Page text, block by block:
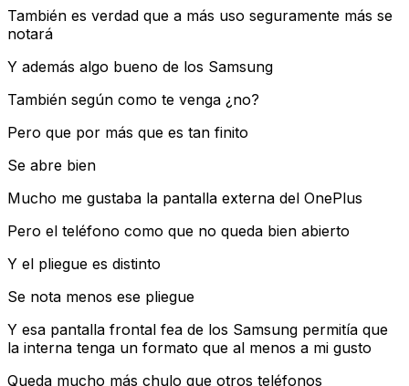
También es verdad que a más uso seguramente más se
notará
Y además algo bueno de los Samsung
También según como te venga ¿no?
Pero que por más que es tan finito
Se abre bien
Mucho me gustaba la pantalla externa del OnePlus
Pero el teléfono como que no queda bien abierto
Y el pliegue es distinto
Se nota menos ese pliegue
Y esa pantalla frontal fea de los Samsung permitía que
la interna tenga un formato que al menos a mi gusto
Queda mucho más chulo que otros teléfonos